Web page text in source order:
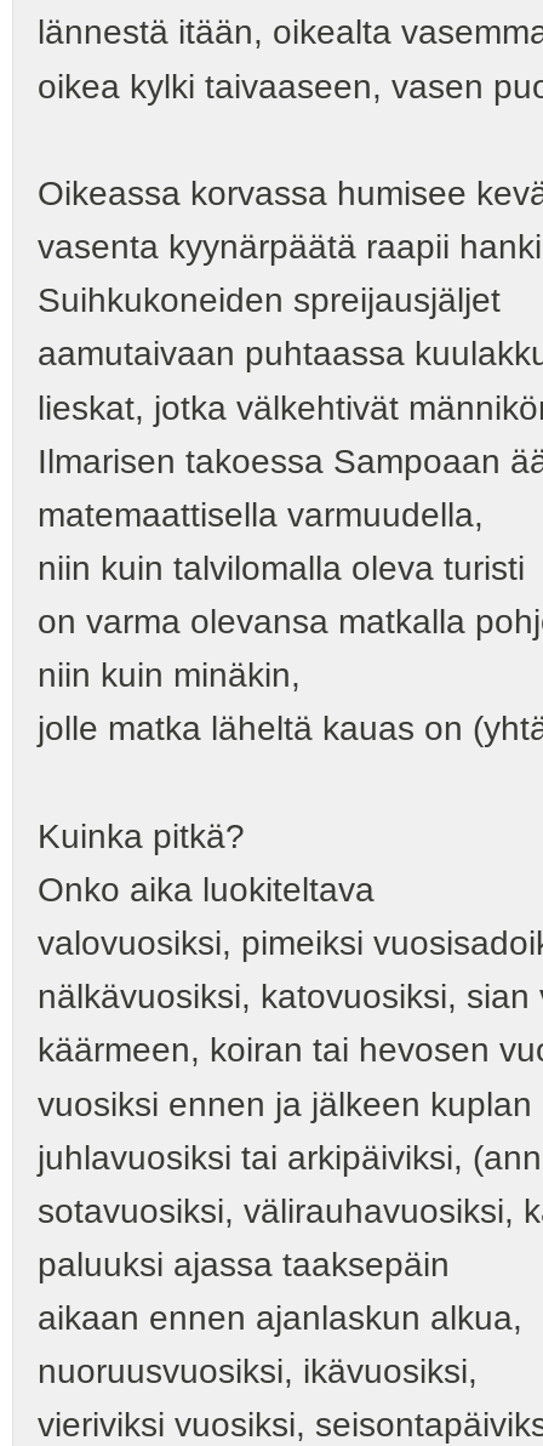
lännestä itään, oikealta
oikea kylki taivaaseen, vasen
Oikeassa korvassa humisee
vasenta kyynärpäätä raapii
Suihkukoneiden spreijausjäljet
aamutaivaan puhtaassa
lieskat, jotka välkehtivät
Ilmarisen takoessa Sampoaan
matemaattisella varmuudella,
niin kuin talvilomalla oleva turisti
on varma olevansa matkalla
niin kuin minäkin,
jolle matka läheltä kauas on
Kuinka pitkä?
Onko aika luokiteltava
valovuosiksi, pimeiksi
nälkävuosiksi, katovuosiksi, sian
käärmeen, koiran tai hevosen
vuosiksi ennen ja jälkeen
juhlavuosiksi tai arkipäiviksi,
sotavuosiksi, välirauhavuosiksi,
paluuksi ajassa taaksepäin
aikaan ennen ajanlaskun alkua,
nuoruusvuosiksi, ikävuosiksi,
vieriviksi vuosiksi,